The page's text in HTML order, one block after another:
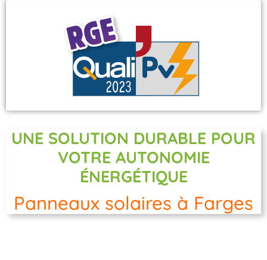
UNE SOLUTION DURABLE POUR
VOTRE AUTONOMIE
ÉNERGÉTIQUE
Panneaux solaires à Farges